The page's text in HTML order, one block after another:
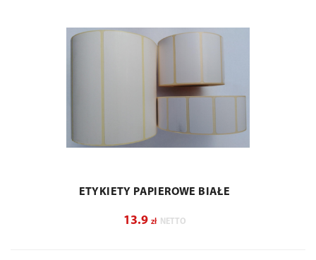
ETYKIETY PAPIEROWE BIAŁE
13.9 zł NETTO